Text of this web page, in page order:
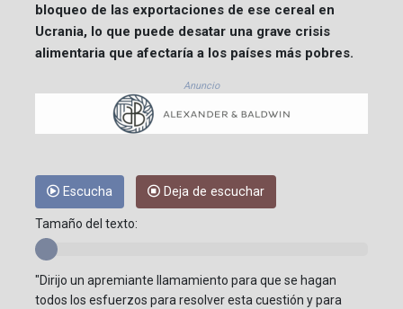
bloqueo de las exportaciones de ese cereal en
Ucrania, lo que puede desatar una grave crisis
alimentaria que afectaría a los países más pobres.
Anuncio
Escucha Deja de escuchar
Tamaño del texto:
"Dirijo un apremiante llamamiento para que se hagan
todos los esfuerzos para resolver esta cuestión y para